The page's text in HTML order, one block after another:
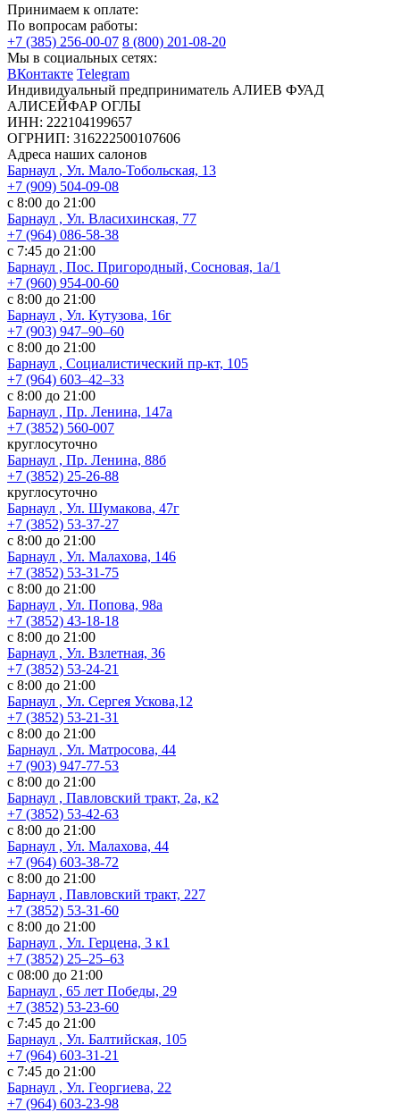
Принимаем к оплате:
По вопросам работы:
+7 (385) 256-00-07 8 (800) 201-08-20
Мы в социальных сетях:
ВКонтакте Telegram
Индивидуальный предприниматель АЛИЕВ ФУАД
АЛИСЕЙФАР ОГЛЫ
ИНН: 222104199657
ОГРНИП: 316222500107606
Адреса наших салонов
Барнаул , Ул. Мало-Тобольская, 13
+7 (909) 504-09-08
с 8:00 до 21:00
Барнаул , Ул. Власихинская, 77
+7 (964) 086-58-38
с 7:45 до 21:00
Барнаул , Пос. Пригородный, Сосновая, 1а/1
+7 (960) 954-00-60
с 8:00 до 21:00
Барнаул , Ул. Кутузова, 16г
+7 (903) 947‒90‒60
с 8:00 до 21:00
Барнаул , Социалистический пр-кт, 105
+7 (964) 603‒42‒33
с 8:00 до 21:00
Барнаул , Пр. Ленина, 147а
+7 (3852) 560-007
круглосуточно
Барнаул , Пр. Ленина, 88б
+7 (3852) 25-26-88
круглосуточно
Барнаул , Ул. Шумакова, 47г
+7 (3852) 53-37-27
с 8:00 до 21:00
Барнаул , Ул. Малахова, 146
+7 (3852) 53-31-75
с 8:00 до 21:00
Барнаул , Ул. Попова, 98а
+7 (3852) 43-18-18
с 8:00 до 21:00
Барнаул , Ул. Взлетная, 36
+7 (3852) 53-24-21
с 8:00 до 21:00
Барнаул , Ул. Сергея Ускова,12
+7 (3852) 53-21-31
с 8:00 до 21:00
Барнаул , Ул. Матросова, 44
+7 (903) 947-77-53
с 8:00 до 21:00
Барнаул , Павловский тракт, 2а, к2
+7 (3852) 53-42-63
с 8:00 до 21:00
Барнаул , Ул. Малахова, 44
+7 (964) 603-38-72
с 8:00 до 21:00
Барнаул , Павловский тракт, 227
+7 (3852) 53-31-60
с 8:00 до 21:00
Барнаул , Ул. ​Герцена, 3 к1
+7 (3852) 25‒25‒63
с 08:00 до 21:00
Барнаул , 65 лет Победы, 29
+7 (3852) 53-23-60
с 7:45 до 21:00
Барнаул , Ул. Балтийская, 105
+7 (964) 603-31-21
с 7:45 до 21:00
Барнаул , Ул. Георгиева, 22
+7 (964) 603-23-98